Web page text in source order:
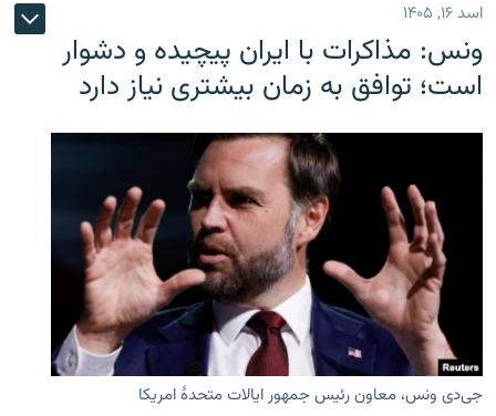
اسد ۱۶, ۱۴۰۵
ونس: مذاکرات با ایران پیچیده و دشوار
است؛ توافق به زمان بیشتری نیاز دارد
جی‌دی ونس، معاون رئیس جمهور ایالات متحدۀ امریکا